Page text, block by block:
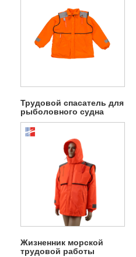
Трудовой спасатель для
рыболовного судна
Жизненник морской
трудовой работы